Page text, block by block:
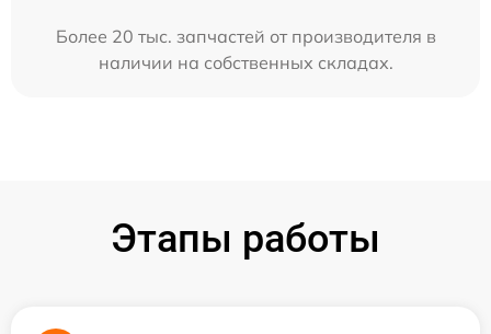
Более 20 тыс. запчастей от производителя в
наличии на собственных складах.
Этапы работы